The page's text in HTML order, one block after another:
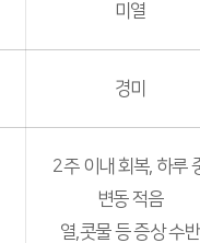
미열
경미
2주 이내 회복, 하루
변동 적음
열,콧물 등 증상 수반